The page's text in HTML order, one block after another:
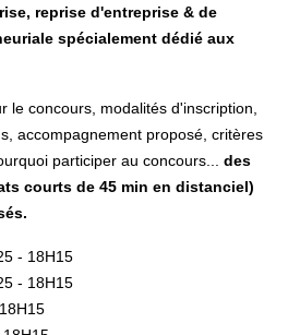
reprise d'entreprise & de
spécialement dédié aux
le concours, modalités d'inscription,
accompagnement proposé, critères
participer au concours... des
courts de 45 min en distanciel)
- 18H15
- 18H15